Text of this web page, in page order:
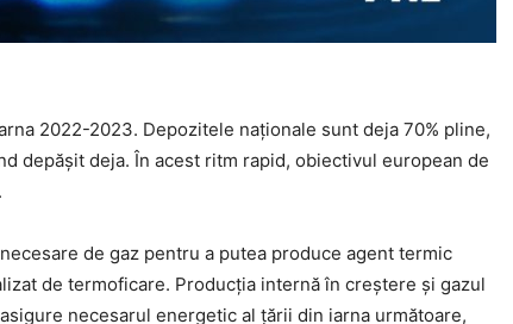
2022-2023. Depozitele naționale sunt deja 70% pline,
depășit deja. În acest ritm rapid, obiectivul european de
de gaz pentru a putea produce agent termic
de termoficare. Producția internă în creștere și gazul
necesarul energetic al țării din iarna următoare,